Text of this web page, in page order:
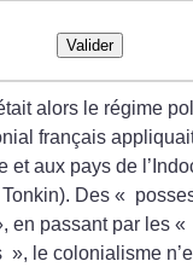
Valider
alors le régime
français
et aux pays de
Des «
en passant par les «
», le colonialisme